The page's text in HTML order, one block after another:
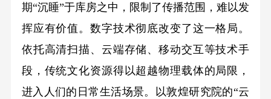
期“沉睡”于库房之中，限制了传播范围，难以发
挥应有价值。数字技术彻底改变了这一格局。
依托高清扫描、云端存储、移动交互等技术手
段，传统文化资源得以超越物理载体的局限，
进入人们的日常生活场景。以敦煌研究院的“云